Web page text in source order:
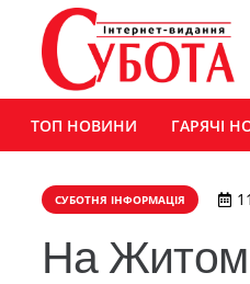
ТОП НОВИНИ ГАРЯЧІ
СУБОТНЯ ІНФОРМАЦІЯ
На